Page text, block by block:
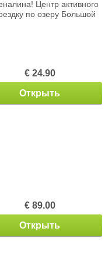
Центр активного
по озеру Большой
€ 24.90
Открыть
€ 89.00
Открыть